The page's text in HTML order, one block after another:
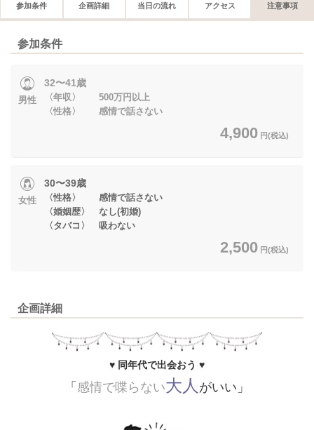
参加条件 企画詳細 当日の流れ アクセス 注意事項
参加条件
男性
32〜41歳
〈年収〉 500万円以上
〈性格〉 感情で話さない
4,900 円(税込)
女性
30〜39歳
〈性格〉 感情で話さない
〈婚姻歴〉 なし(初婚)
〈タバコ〉 吸わない
2,500 円(税込)
企画詳細
♥ 同年代で出会おう ♥
「 感情で喋らない大人 がいい」